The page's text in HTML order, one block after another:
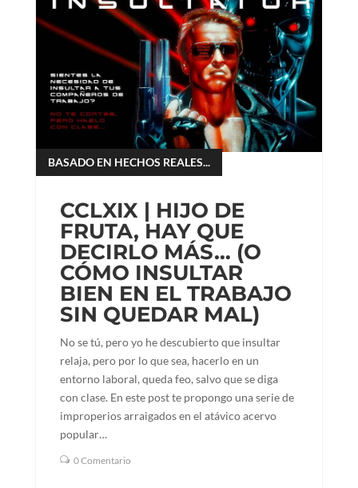
CCLXIX | HIJO DE
FRUTA, HAY QUE
DECIRLO MÁS… (O
CÓMO INSULTAR
BIEN EN EL TRABAJO
SIN QUEDAR MAL)
BASADO EN HECHOS REALES...
No se tú, pero yo he descubierto que insultar
relaja, pero por lo que sea, hacerlo en un
entorno laboral, queda feo, salvo que se diga
con clase. En este post te propongo una serie de
improperios arraigados en el atávico acervo
popular…
0 Comentario